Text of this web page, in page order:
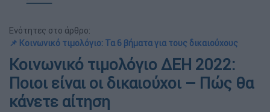
Ενότητες στο άρθρο:
📌 Κοινωνικό τιμολόγιο: Τα 6 βήματα για τους δικαιούχους
Κοινωνικό τιμολόγιο ΔΕΗ 2022:
Ποιοι είναι οι δικαιούχοι – Πώς θα
κάνετε αίτηση